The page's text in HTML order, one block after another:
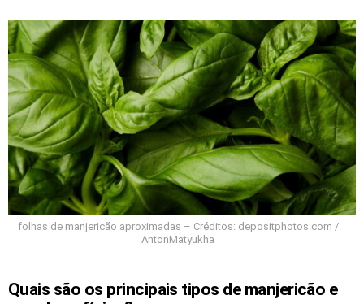
folhas de manjericão aproximadas – Créditos: depositphotos.com /
AntonMatyukha
Quais são os principais tipos de manjericão e